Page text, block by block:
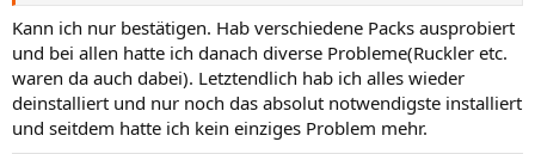
Kann ich nur bestätigen. Hab verschiedene Packs ausprobiert
und bei allen hatte ich danach diverse Probleme(Ruckler etc.
waren da auch dabei). Letztendlich hab ich alles wieder
deinstalliert und nur noch das absolut notwendigste installiert
und seitdem hatte ich kein einziges Problem mehr.